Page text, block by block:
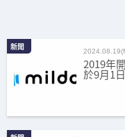
新聞
2019年
於9月1